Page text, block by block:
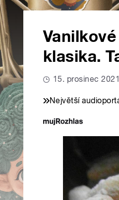
klasika.
15. prosinec 2021
Největší